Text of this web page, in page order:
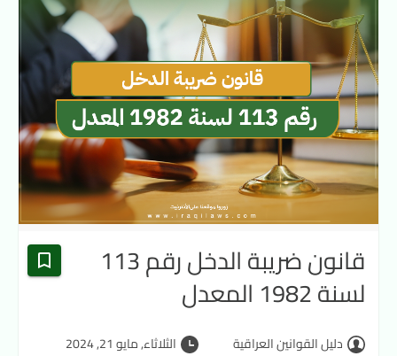
قانون ضريبة الدخل رقم 113
لسنة 1982 المعدل
دليل القوانين العراقية
الثلاثاء, مايو 21, 2024